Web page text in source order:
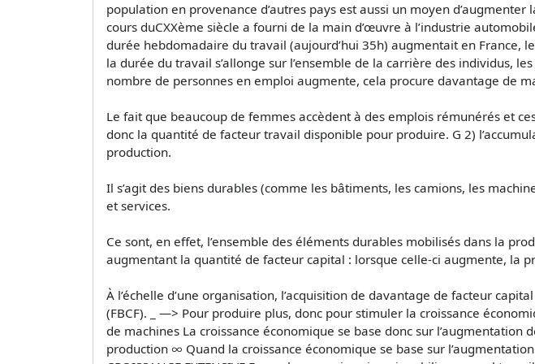
population en provenance d’autres pays est aussi un moyen
cours duCXXème siècle a fourni de la main d’œuvre à l’industrie
durée hebdomadaire du travail (aujourd’hui 35h) augmentait en
la durée du travail s’allonge sur l’ensemble de la carrière des individus,
nombre de personnes en emploi augmente, cela procure davantage de
Le fait que beaucoup de femmes accèdent à des emplois rémunérés et
donc la quantité de facteur travail disponible pour produire. G 2)
production.
Il s’agit des biens durables (comme les bâtiments, les camions, les
et services.
Ce sont, en effet, l’ensemble des éléments durables mobilisés dans la
augmentant la quantité de facteur capital : lorsque celle-ci augmente, la
À l’échelle d’une organisation, l’acquisition de davantage de facteur
(FBCF). _ —> Pour produire plus, donc pour stimuler la croissance
de machines La croissance économique se base donc sur
production ∞ Quand la croissance économique se base sur